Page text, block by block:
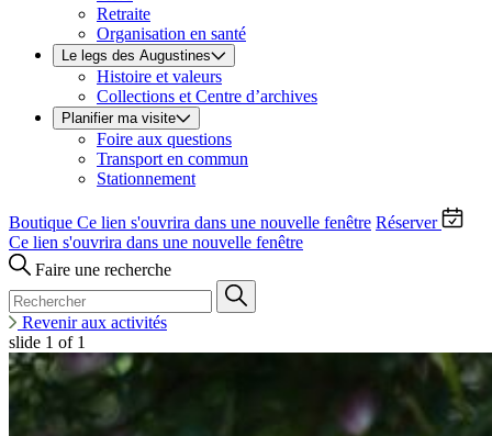
Retraite
Organisation en santé
Le legs des Augustines
Histoire et valeurs
Collections et Centre d’archives
Planifier ma visite
Foire aux questions
Transport en commun
Stationnement
Boutique Ce lien s'ouvrira dans une nouvelle fenêtre Réserver
Ce lien s'ouvrira dans une nouvelle fenêtre
Faire une recherche
Revenir aux activités
slide 1 of 1